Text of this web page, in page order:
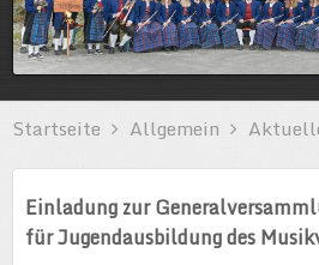
Startseite Allgemein
Einladung zur
für Jugendausbildung des